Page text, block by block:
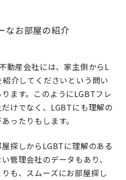
なお部屋の紹介
動産会社には、家主側からL
介してくださいという問い
ます。このようにLGBTフレ
けでなく、LGBTにも理解の
ったりもします。
探しからLGBTに理解のある
管理会社のデータもあり、
も、スムーズにお部屋探し